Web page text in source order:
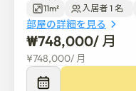
11m²
入居者 1 名
部屋の詳細を見る
₩748,000/ 月
¥748,000/ 月